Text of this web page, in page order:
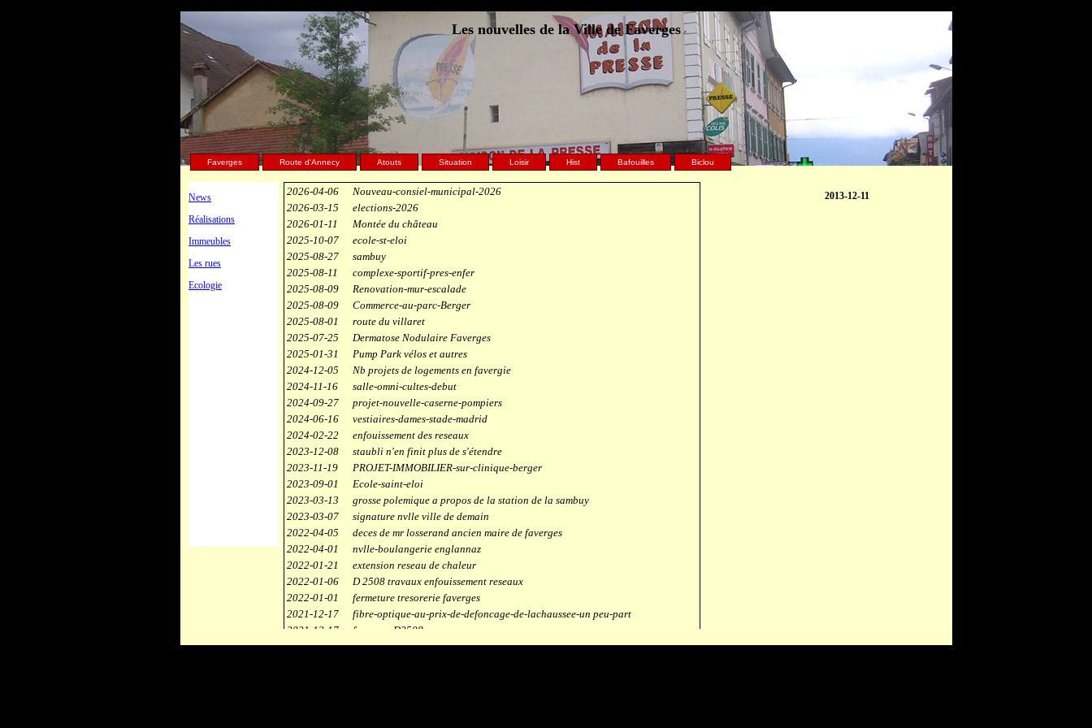
Les nouvelles de la Ville de Faverges
News
Réalisations
Immeubles
Les rues
Ecologie
Faverges Route d'Annecy Atouts Situation Loisir Hist Bafouilles Biclou
2026-04-06
Nouveau-consiel-municipal-2026
2026-03-15
elections-2026
2026-01-11
Montée du château
2025-10-07
ecole-st-eloi
2025-08-27
sambuy
2025-08-11
complexe-sportif-pres-enfer
2025-08-09
Renovation-mur-escalade
2025-08-09
Commerce-au-parc-Berger
2025-08-01
route du villaret
2025-07-25
Dermatose Nodulaire Faverges
2025-01-31
Pump Park vélos et autres
2024-12-05
Nb projets de logements en favergie
2024-11-16
salle-omni-cultes-debut
2024-09-27
projet-nouvelle-caserne-pompiers
2024-06-16
vestiaires-dames-stade-madrid
2024-02-22
enfouissement des reseaux
2023-12-08
staubli n'en finit plus de s'étendre
2023-11-19
PROJET-IMMOBILIER-sur-clinique-berger
2023-09-01
Ecole-saint-eloi
2023-03-13
grosse polemique a propos de la station de la sambuy
2023-03-07
signature nvlle ville de demain
2022-04-05
deces de mr losserand ancien maire de faverges
2022-04-01
nvlle-boulangerie englannaz
2022-01-21
extension reseau de chaleur
2022-01-06
D 2508 travaux enfouissement reseaux
2022-01-01
fermeture tresorerie faverges
2021-12-17
fibre-optique-au-prix-de-defoncage-de-lachaussee-un peu-part
2021-12-17
faverges-D2508
2021-12-17
staubli
2013-12-11